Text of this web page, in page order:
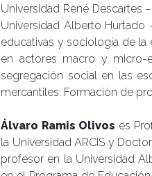
Universidad René Descartes
Universidad Alberto Hurtado
educativas y sociología de la
en actores macro y micro-
segregación social en las
mercantiles. Formación de
Álvaro Ramis Olivos es
la Universidad ARCIS y
profesor en la Universidad